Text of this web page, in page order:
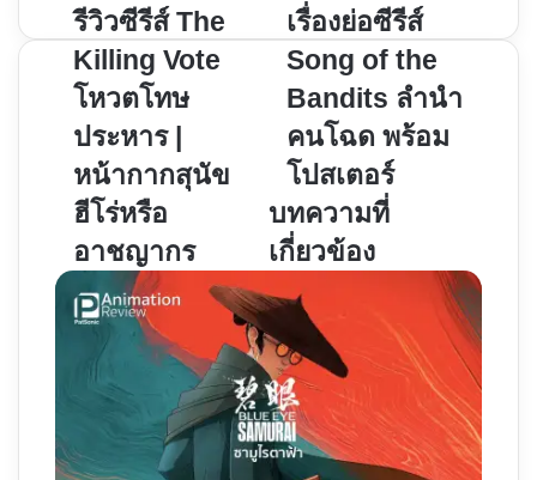
รีวิว
ซี
รีส์
The
Killing
Vote
โหวต
โทษ
ประหาร
หน้ากาก
สุนัข
ฮีโร่
อาชญากร
รีวิวซีรีส์ The
Killing Vote
โหวตโทษ
ประหาร |
หน้ากากสุนัข
ฮีโร่หรือ
อาชญากร
เรื่อง
ย่อ
ซี
รีส์
Song
of
Bandits
ลำนำ
โฉด
พร้อม
โปสเตอร์
เรื่องย่อซีรีส์
Song of the
Bandits ลำนำ
คนโฉด พร้อม
โปสเตอร์
บทความที่
เกี่ยวข้อง